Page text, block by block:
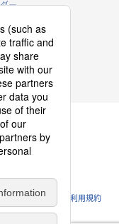
ある当局の法令に
者に提供すること
督を行う業務委託
する場合
れた場合
ー
よくあるご質問
ーポリシー
ご利用条件 利用規約